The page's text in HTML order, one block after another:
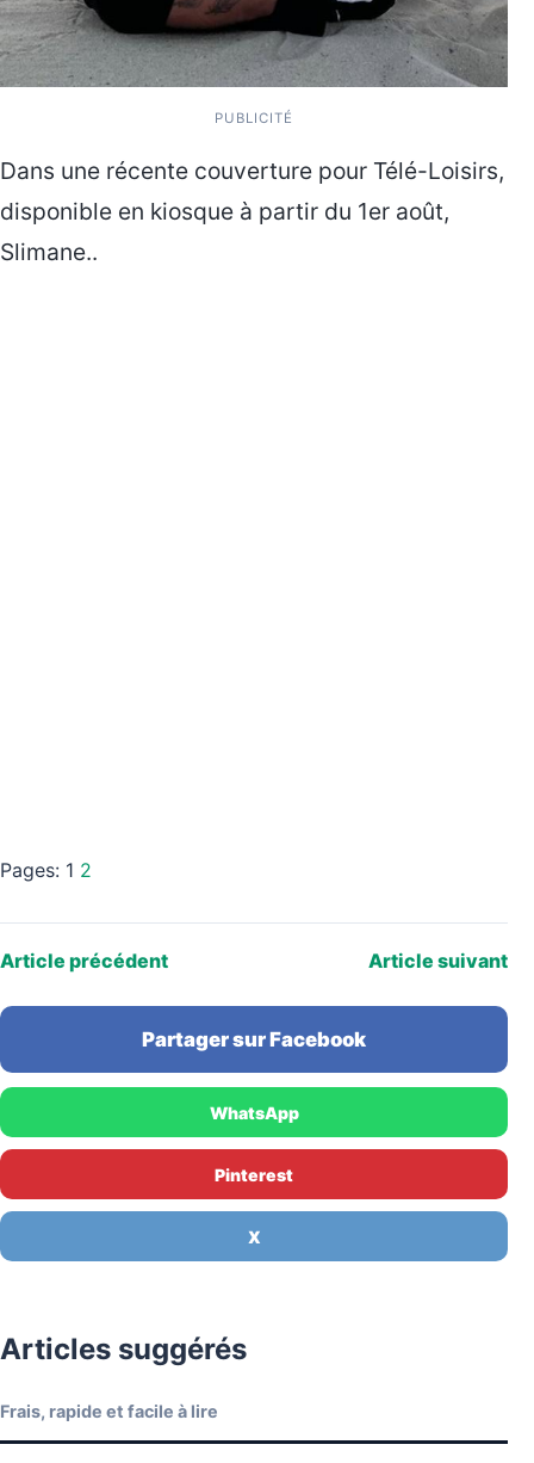
PUBLICITÉ
Dans une récente couverture pour Télé-Loisirs,
disponible en kiosque à partir du 1er août,
Slimane..
Pages: 1 2
Article précédent Article suivant
Partager sur Facebook
WhatsApp
Pinterest
X
Articles suggérés
Frais, rapide et facile à lire